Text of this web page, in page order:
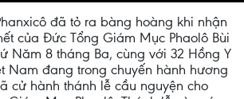
đã tỏ ra bàng hoàng khi nhận
của Đức Tổng Giám Mục Phaolô Bùi
Năm 8 tháng Ba, cùng với 32 Hồng Y
Nam đang trong chuyến hành hương
cử hành thánh lễ cầu nguyện cho